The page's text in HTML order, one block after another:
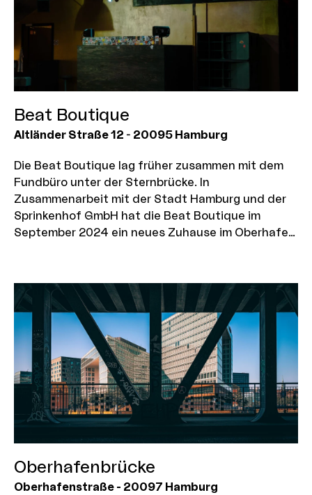
Beat Boutique
Altländer Straße 12 - 20095 Hamburg
Die Beat Boutique lag früher zusammen mit dem
Fundbüro unter der Sternbrücke. In
Zusammenarbeit mit der Stadt Hamburg und der
Sprinkenhof GmbH hat die Beat Boutique im
September 2024 ein neues Zuhause im Oberhafen
Oberhafenbrücke
Oberhafenstraße - 20097 Hamburg